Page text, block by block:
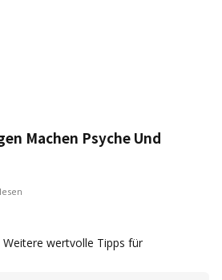
Machen Psyche Und
Weitere wertvolle Tipps für